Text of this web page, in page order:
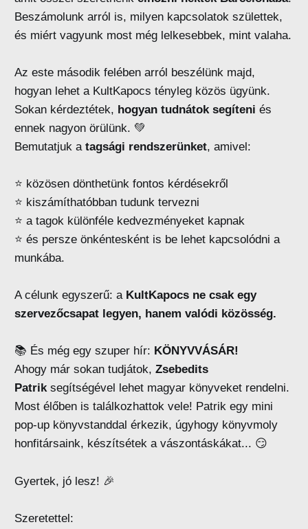
Beszámolunk arról is, milyen kapcsolatok születtek,
és miért vagyunk most még lelkesebbek, mint valaha.
Az este második felében arról beszélünk majd,
hogyan lehet a KultKapocs tényleg közös ügyünk.
Sokan kérdeztétek, hogyan tudnátok segíteni és
ennek nagyon örülünk. 💚
Bemutatjuk atagsági rendszerünket, amivel:
⭐ közösen dönthetünk fontos kérdésekről
⭐ kiszámíthatóbban tudunk tervezni
⭐ a tagok különféle kedvezményeket kapnak
⭐ és persze önkéntesként is be lehet kapcsolódni a
munkába.
A célunk egyszerű: a KultKapocs ne csak egy
szervezőcsapat legyen, hanem valódi közösség.
📚 És még egy szuper hír: KÖNYVVÁSÁR!
Ahogy már sokan tudjátok, Zsebedits
Patriksegítségével lehet magyar könyveket rendelni.
Most élőben is találkozhattok vele! Patrik egy mini
pop-up könyvstanddal érkezik, úgyhogy könyvmoly
honfitársaink, készítsétek a vászontáskákat... 😏
Gyertek, jó lesz! 🎉
Szeretettel: